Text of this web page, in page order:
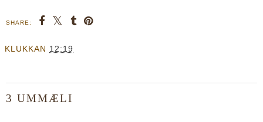
SHARE:
KLUKKAN 12:19
3 UMMÆLI